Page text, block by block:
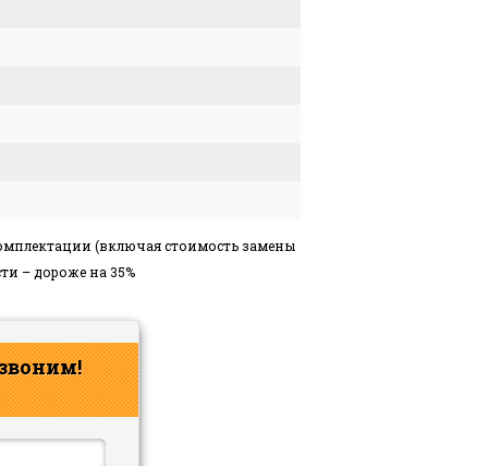
(включая стоимость замены
– дороже на 35%